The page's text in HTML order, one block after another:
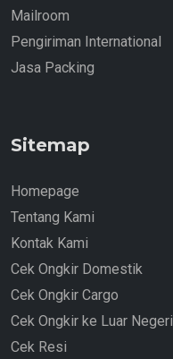
Mailroom
Pengiriman International
Jasa Packing
Sitemap
Homepage
Tentang Kami
Kontak Kami
Cek Ongkir Domestik
Cek Ongkir Cargo
Cek Ongkir ke Luar Negeri
Cek Resi